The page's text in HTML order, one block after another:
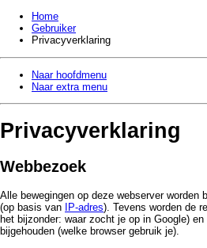
Home
Gebruiker
Privacy­verklaring
Naar hoofdmenu
Naar extra menu
Privacy­verklaring
Webbezoek
Alle bewegingen op deze webserver worden
(op basis van IP-adres). Tevens worden de
het bijzonder: waar zocht je op in Google) en
bijgehouden (welke browser gebruik je).